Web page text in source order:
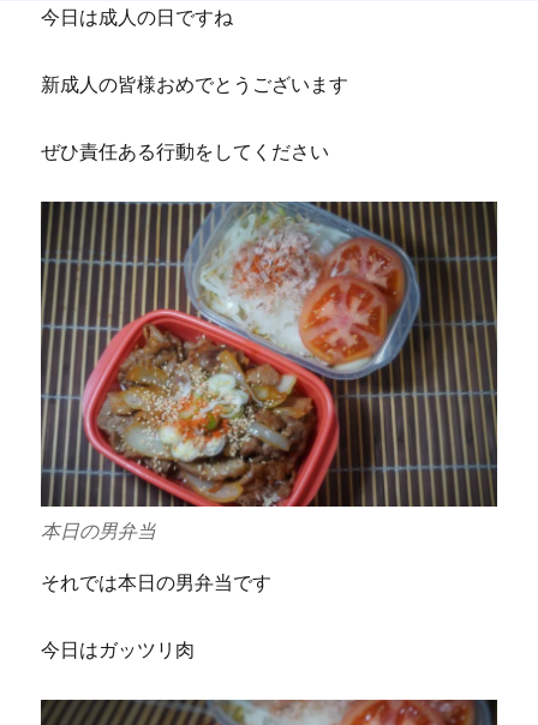
今日は成人の日ですね
新成人の皆様おめでとうございます
ぜひ責任ある行動をしてください
本日の男弁当
それでは本日の男弁当です
今日はガッツリ肉